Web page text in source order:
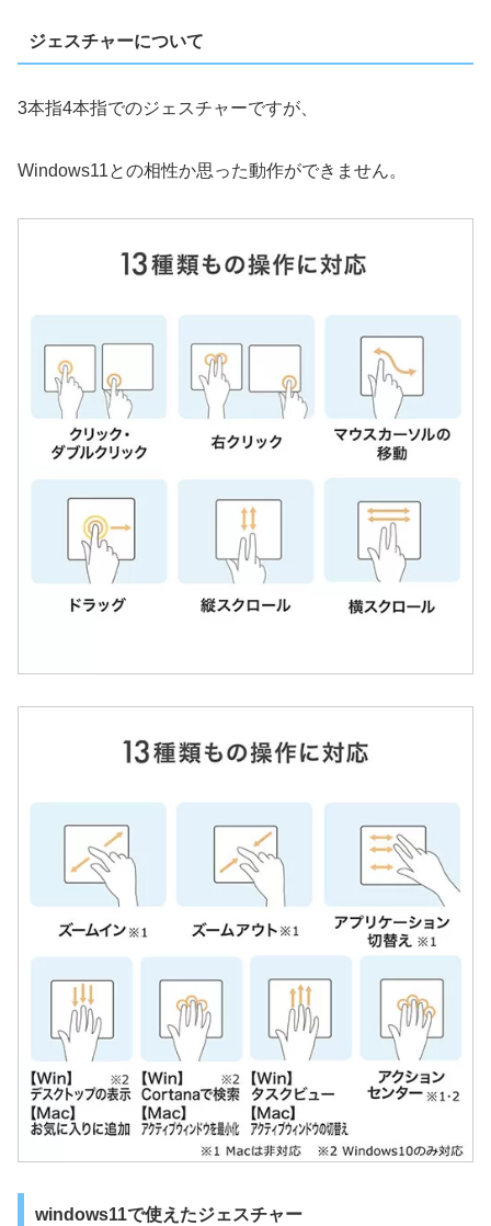
ジェスチャーについて
3本指4本指でのジェスチャーですが、
Windows11との相性か思った動作ができません。
windows11で使えたジェスチャー